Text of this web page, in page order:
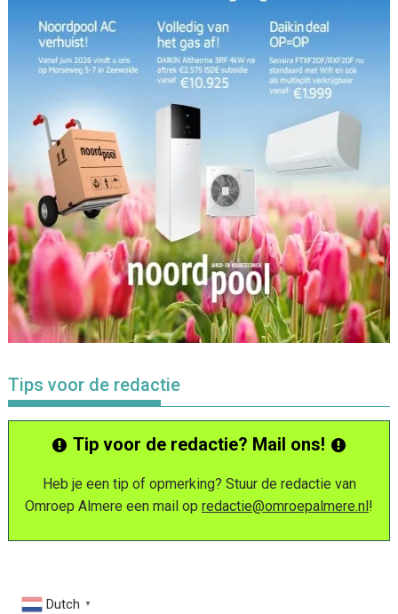
Tips voor de redactie
Tip voor de redactie? Mail ons!
Heb je een tip of opmerking? Stuur de redactie van
Omroep Almere een mail op redactie@omroepalmere.nl!
Dutch ▼